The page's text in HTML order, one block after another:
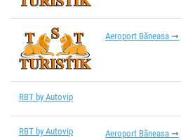
Aeroport Băneasa
RBT by Autovip
RBT by Autovip Aeroport Băneasa